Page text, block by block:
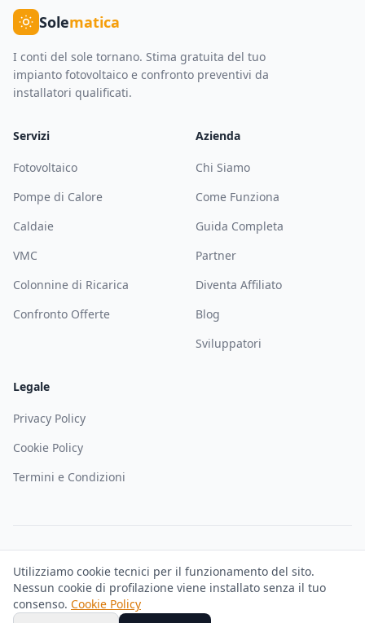
Solematica
I conti del sole tornano. Stima gratuita del tuo
impianto fotovoltaico e confronto preventivi da
installatori qualificati.
Servizi
Fotovoltaico
Pompe di Calore
Caldaie
VMC
Colonnine di Ricarica
Confronto Offerte
Azienda
Chi Siamo
Come Funziona
Guida Completa
Partner
Diventa Affiliato
Blog
Sviluppatori
Legale
Privacy Policy
Cookie Policy
Termini e Condizioni
IT02927680344
Trustpilot
GDPR Compliant
Utilizziamo cookie tecnici per il funzionamento del sito.
Nessun cookie di profilazione viene installato senza il tuo
consenso. Cookie Policy